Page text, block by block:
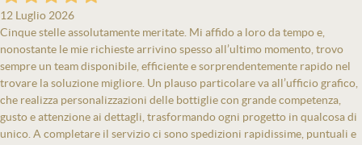
12 Luglio 2026
Cinque stelle assolutamente meritate. Mi affido a loro da tempo e,
nonostante le mie richieste arrivino spesso all’ultimo momento, trovo
sempre un team disponibile, efficiente e sorprendentemente rapido nel
trovare la soluzione migliore. Un plauso particolare va all’ufficio grafico,
che realizza personalizzazioni delle bottiglie con grande competenza,
gusto e attenzione ai dettagli, trasformando ogni progetto in qualcosa di
unico. A completare il servizio ci sono spedizioni rapidissime, puntuali e